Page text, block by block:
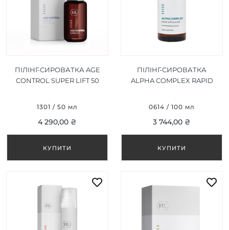
ПІЛІНГ-СИРОВАТКА AGE
CONTROL SUPER LIFT 50
1301 / 50 мл
4 290,00 ₴
ПІЛІНГ-СИРОВАТКА
ALPHA COMPLEX RAPID
0614 / 100 мл
3 744,00 ₴